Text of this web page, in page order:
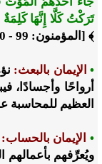
تَرَكْتُ كَلَّا إِنَّهَا
﴾ [المؤمنون: 99 - 100].
• الإيمان بالبعث:
أرواحًا وأجسادًا،
العظيم للمحاسبة
• الإيمان بالحساب:
ويُعرِّفهم بأعمالهم